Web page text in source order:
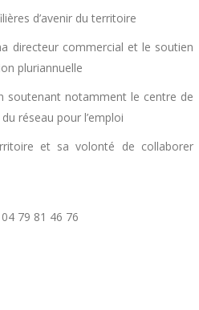
d’avenir du territoire
directeur commercial et le soutien
pluriannuelle
soutenant notamment le centre de
réseau pour l’emploi
et sa volonté de collaborer
79 81 46 76